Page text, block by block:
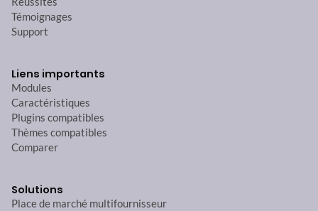
Témoignages
Support
Liens importants
Modules
Caractéristiques
Plugins compatibles
Thèmes compatibles
Comparer
Solutions
Place de marché multifournisseur